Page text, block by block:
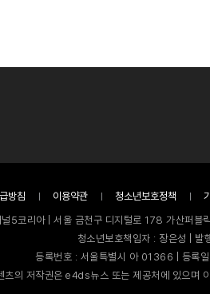
방침 이용약관 청소년보호정책
널5코리아 | 서울 금천구 디지털로 178 가산퍼
청소년보호책임자 : 장은성 |
등록번호 : 서울특별시 아 01366 | 등
츠의 저작권은 e4ds뉴스 또는 제공처에 있으며